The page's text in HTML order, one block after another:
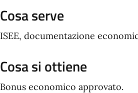
Cosa serve
ISEE, documentazione
Cosa si ottiene
Bonus economico approvato.